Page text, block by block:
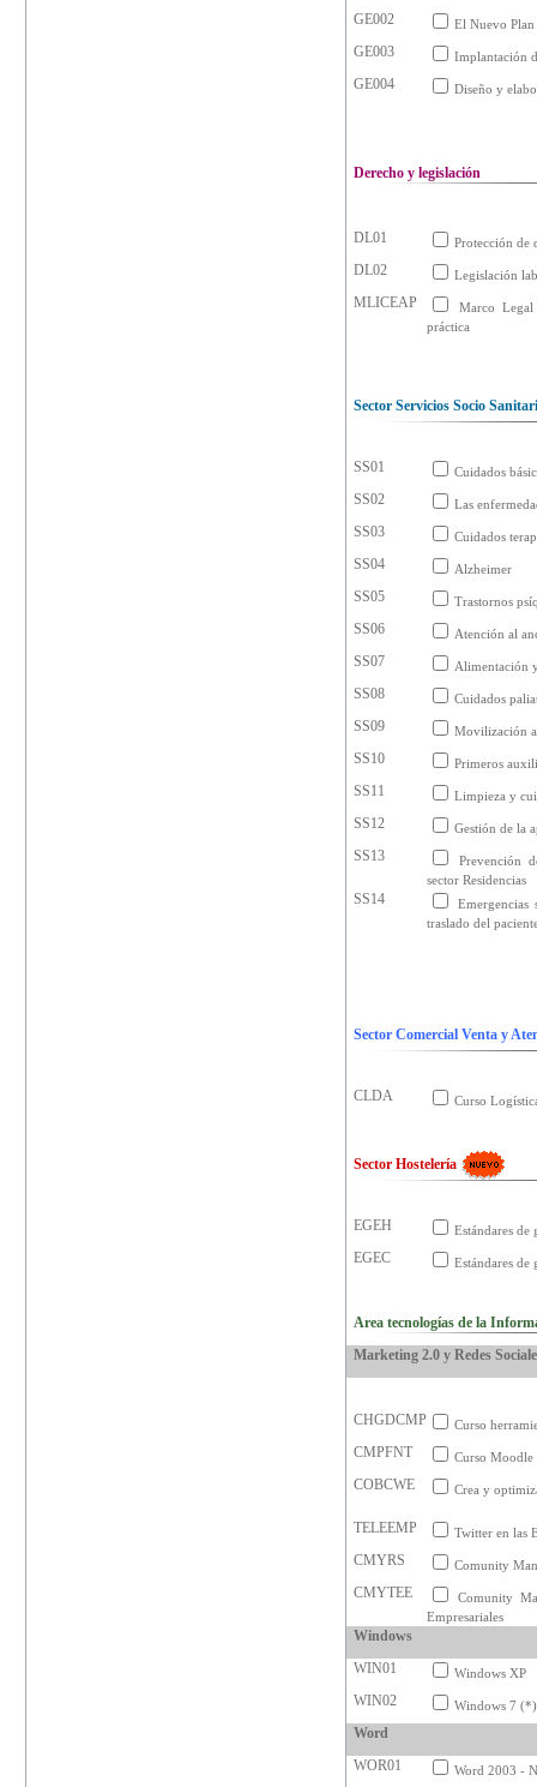
GE002 El Nuevo
GE003 Implantación
GE004 Diseño y
Derecho y legislación
DL01 Protección de
DL02 Legislación
MLICEAP
Marco
práctica
Sector Servicios Socio
SS01 Cuidados
SS02 Las
SS03 Cuidados
SS04 Alzheimer
SS05 Trastornos
SS06 Atención al
SS07 Alimentación
SS08 Cuidados
SS09 Movilización
SS10 Primeros
SS11 Limpieza y
SS12 Gestión de la
SS13
Prevención
sector Residencias
SS14
traslado del
Sector Comercial Venta y
CLDA Curso
Sector Hostelería
EGEH Estándares de
EGEC Estándares de
Area tecnologías de la
Marketing 2.0 y Redes
CHGDCMP Curso
CMPFNT Curso Moodle
COBCWE Crea y
TELEEMP Twitter en las
CMYRS Comunity
CMYTEE
Comunity
Empresariales
Windows
WIN01
Windows XP
WIN02 Windows 7 (*)
Word
WOR01
Word 2003 -